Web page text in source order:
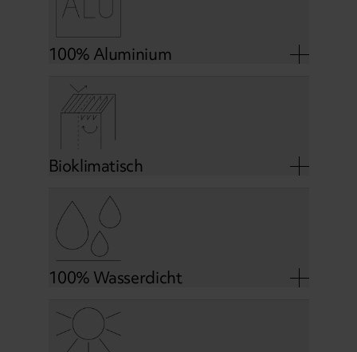
100% Aluminium
Bioklimatisch
100% Wasserdicht